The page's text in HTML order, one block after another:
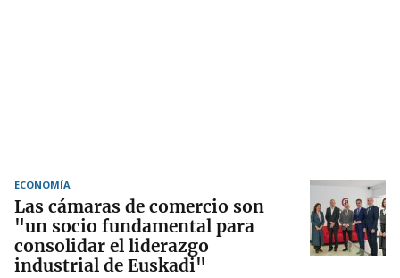
ECONOMÍA
Las cámaras de comercio son
"un socio fundamental para
consolidar el liderazgo
industrial de Euskadi"